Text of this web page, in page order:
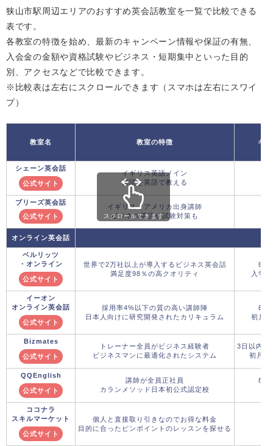
狭山市駅周辺エリアのおすすめ英会話教室を一覧で比較できる
表です。
各教室の特徴を始め、最新のキャンペーン情報や保証の有無、
入会金の金額や資格試験やビジネス・短期集中といった目的
別、アクセスなどで比較できます。
※比較表は左右にスクロールできます（スマホは左右にスワイ
プ）
教室名 教室の特徴 キ
シェーン英会話
公式サイト
イギリス英語メイン
英語を英語で教える
ブリーズ英会話
公式サイト
イギリス・アメリカ出身講師
ビジネス英語や試験対策も
オンライン英会話
ベルリッツ
・オンライン
公式サイト
世界で2万社以上が導入するビジネス英会話
満足度98％の高クオリティ
8月
入学
イーオン
オンライン英会話
公式サイト
採用率4%以下の質の高い講師陣
日本人向けに研究開発されたカリキュラム
8月
初月
Bizmates
公式サイト
トレーナー全員がビジネス経験者
ビジネスマンに最適化されたシステム
3日以内の
初月
QQEnglish
公式サイト
講師が全員正社員
カランメソッド日本初公式認定校
8月
ココナラ
スキルマーケット
公式サイト
個人と直接取り引きなのでお得な料金
目的に合ったピンポイントのレッスンを探せる
スクロールできます